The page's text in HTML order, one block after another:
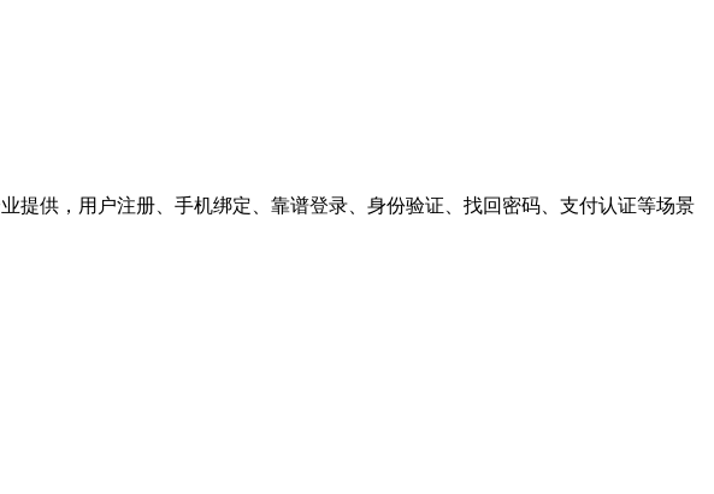
提供，用户注册、手机绑定、靠谱登录、身份验证、找回密码、支付认证等场景